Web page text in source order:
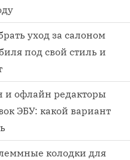
уход за салоном
под свой стиль и
и офлайн редакторы
ЭБУ: какой вариант
колодки для